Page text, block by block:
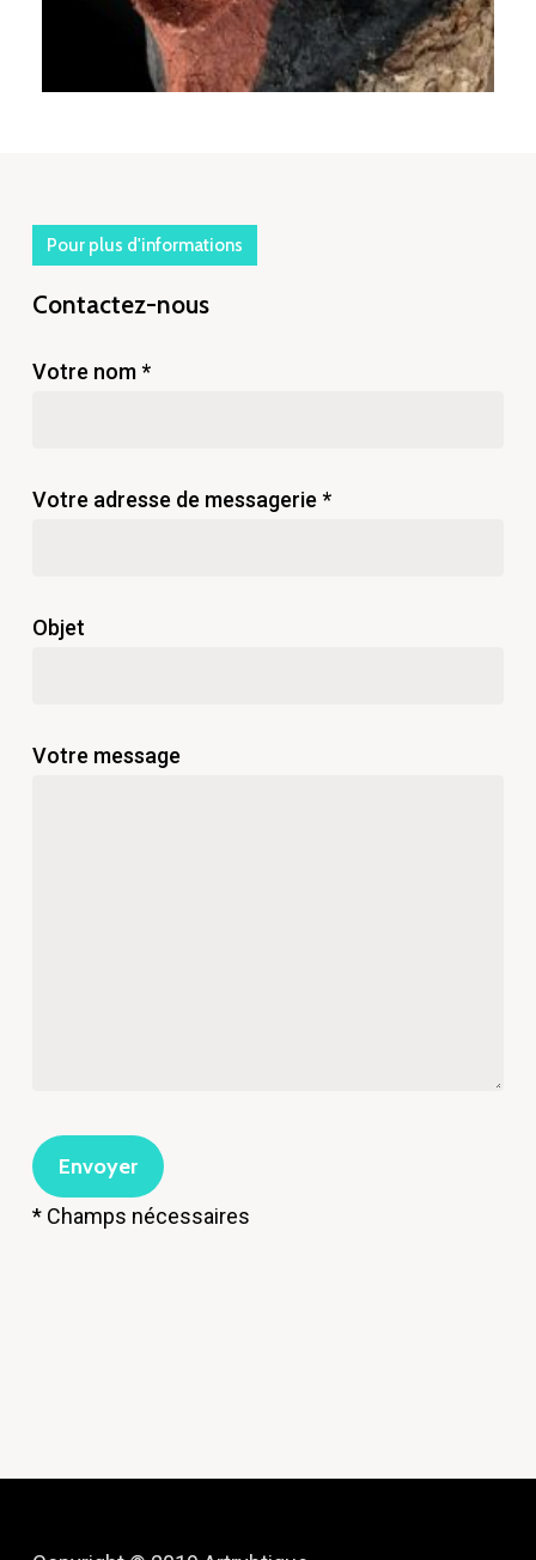
Pour plus d'informations
Contactez-nous
Votre nom *
Votre adresse de messagerie *
Objet
Votre message
* Champs nécessaires